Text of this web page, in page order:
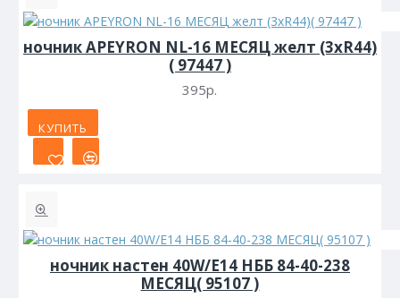
ночник APEYRON NL-16 МЕСЯЦ желт (3хR44)
( 97447 )
395р.
КУПИТЬ
ночник настен 40W/Е14 НББ 84-40-238
МЕСЯЦ( 95107 )